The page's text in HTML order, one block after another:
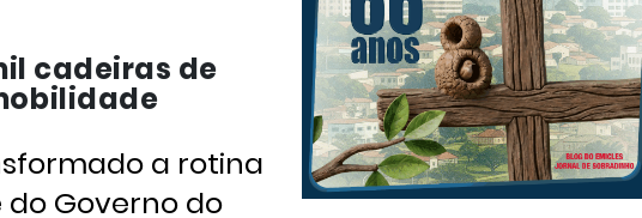
cadeiras de
a rotina
do Governo do